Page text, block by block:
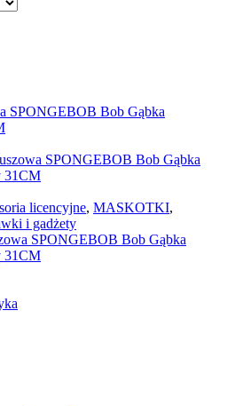
licencyjne, MASKOTKI,
i gadżety
SPONGEBOB Bob Gąbka
31CM